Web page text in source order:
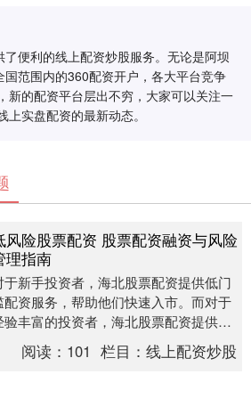
便利的线上配资炒股服务。无论是阿坝
范围内的360配资开户，各大平台竞争
新的配资平台层出不穷，大家可以关注一
实盘配资的最新动态。
风险股票配资 股票配资融资与风险
理指南
于新手投资者，海北股票配资提供低门
配资服务，帮助他们快速入市。而对于
验丰富的投资者，海北股票配资提供高
杠杆配资，放大收益空间。 股票配资融资
是一种通过借贷....
阅读： 101 栏目：线上配资炒股